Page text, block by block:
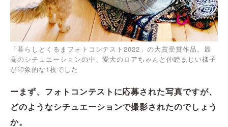
「暮らしとくるまフォトコンテスト2022」の大賞受賞作品。最
高のシチュエーションの中、愛犬のロアちゃんと仲睦まじい様子
が印象的な1枚でした
ーまず、フォトコンテストに応募された写真ですが、
どのようなシチュエーションで撮影されたのでしょう
か。